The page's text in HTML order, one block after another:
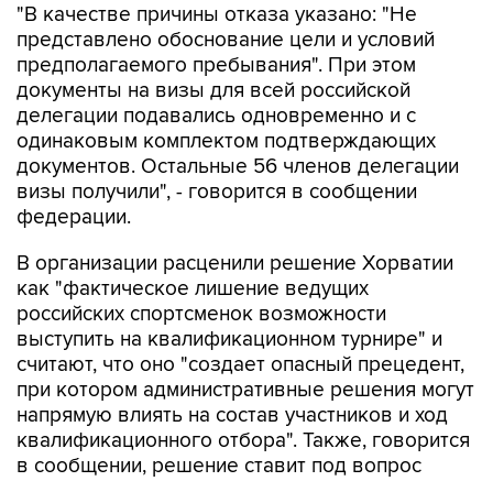
"В качестве причины отказа указано: "Не
представлено обоснование цели и условий
предполагаемого пребывания". При этом
документы на визы для всей российской
делегации подавались одновременно и с
одинаковым комплектом подтверждающих
документов. Остальные 56 членов делегации
визы получили", - говорится в сообщении
федерации.
В организации расценили решение Хорватии
как "фактическое лишение ведущих
российских спортсменок возможности
выступить на квалификационном турнире" и
считают, что оно "создает опасный прецедент,
при котором административные решения могут
напрямую влиять на состав участников и ход
квалификационного отбора". Также, говорится
в сообщении, решение ставит под вопрос